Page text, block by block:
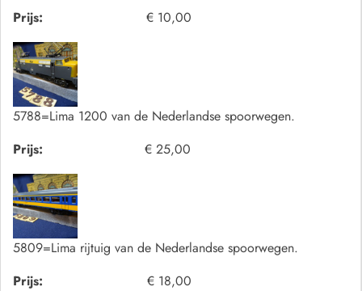
Prijs:
€ 10,00
5788=Lima 1200 van de Nederlandse spoorwegen.
Prijs:
€ 25,00
5809=Lima rijtuig van de Nederlandse spoorwegen.
Prijs:
€ 18,00